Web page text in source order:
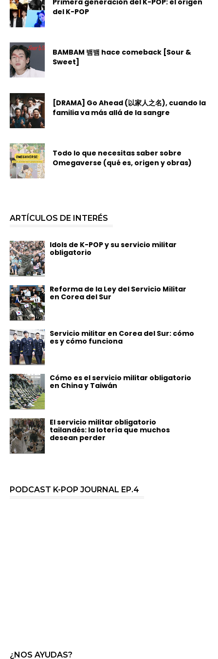
del K-POP
BAMBAM 뱀뱀 hace comeback [Sour &
Sweet]
[DRAMA] Go Ahead (以家人之名), cuando la
familia va más allá de la sangre
Todo lo que necesitas saber sobre
Omegaverse (qué es, origen y obras)
ARTÍCULOS DE INTERÉS
Idols de K-POP y su servicio militar
obligatorio
Reforma de la Ley del Servicio Militar
en Corea del Sur
Servicio militar en Corea del Sur: cómo
es y cómo funciona
Cómo es el servicio militar obligatorio
en China y Taiwán
El servicio militar obligatorio
tailandés: la lotería que muchos
desean perder
PODCAST K-POP JOURNAL EP.4
¿NOS AYUDAS?